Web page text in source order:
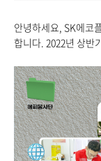
안녕하세요, SK에코
합니다. 2022년 상반